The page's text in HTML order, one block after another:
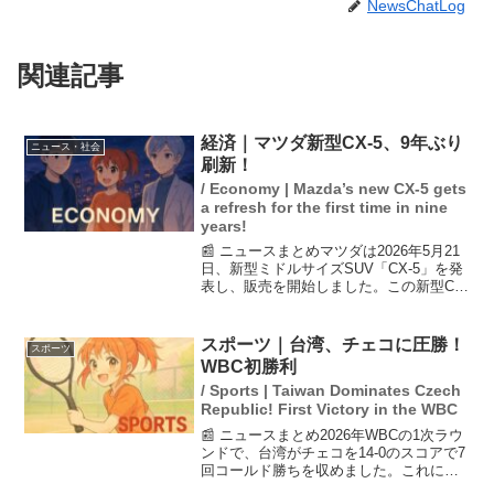
NewsChatLog
関連記事
ニュース・社会
経済｜マツダ新型CX-5、9年ぶり
刷新！
/ Economy | Mazda’s new CX-5 gets
a refresh for the first time in nine
years!
📰 ニュースまとめマツダは2026年5月21
日、新型ミドルサイズSUV「CX-5」を発
表し、販売を開始しました。この新型CX-
で販売されます。注目すべきは、人気の
デ...
スポーツ
スポーツ｜台湾、チェコに圧勝！
WBC初勝利
/ Sports | Taiwan Dominates Czech
Republic! First Victory in the WBC
📰 ニュースまとめ2026年WBCの1次ラウ
ンドで、台湾がチェコを14-0のスコアで7
回コールド勝ちを収めました。これによ